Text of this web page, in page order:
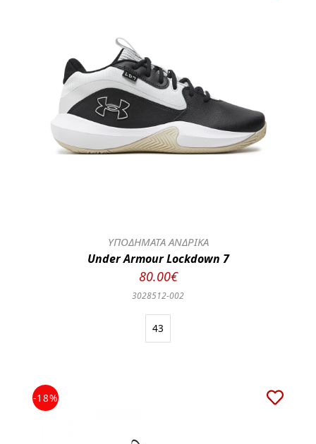
ΥΠΟΔΗΜΑΤΑ ΑΝΔΡΙΚΑ
Under Armour Lockdown 7
80.00€
3028512-002
43
-18%